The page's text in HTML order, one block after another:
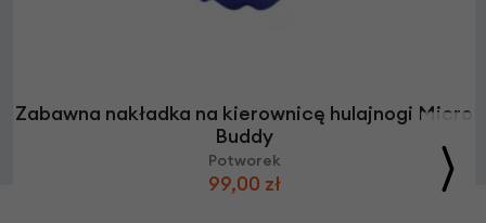
Zabawna nakładka na kierownicę hulajnogi Micro
Buddy
Potworek
99,00 zł